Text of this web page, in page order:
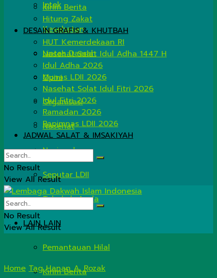
Iptek
Kesehatan
Lintas Daerah
Opini
Organisasi
Nasehat
Nasional
Seputar LDII
Tahukah Anda
LAIN LAIN
Pemantauan Hilal
Kirim Berita
Kirim Berita
Hitung Zakat
DESAIN GRAFIS & KHUTBAH
HUT Kemerdekaan RI
Nasehat Salat Idul Adha 1447 H
Idul Adha 2026
Munas LDII 2026
Nasehat Solat Idul Fitri 2026
Idul Fitri 2026
Ramadan 2026
Rapimnas LDII 2026
JADWAL SALAT & IMSAKIYAH
No Result
View All Result
No Result
View All Result
Home Tag Hanan A. Rozak